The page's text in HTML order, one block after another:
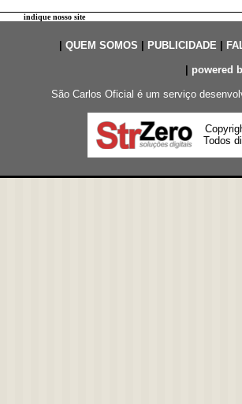
indique nosso site
QUEM SOMOS PUBLICIDADE|
powered
São Carlos Oficial é um serviço
Todos